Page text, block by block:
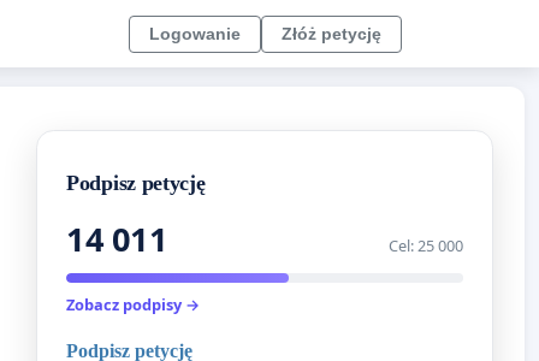
Logowanie Złóż petycję
Podpisz petycję
14 011 Cel: 25 000
Zobacz podpisy →
Podpisz petycję